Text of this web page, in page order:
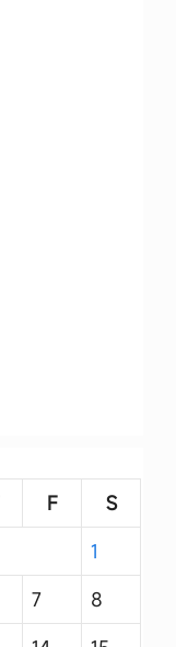
F
S
1
7
8